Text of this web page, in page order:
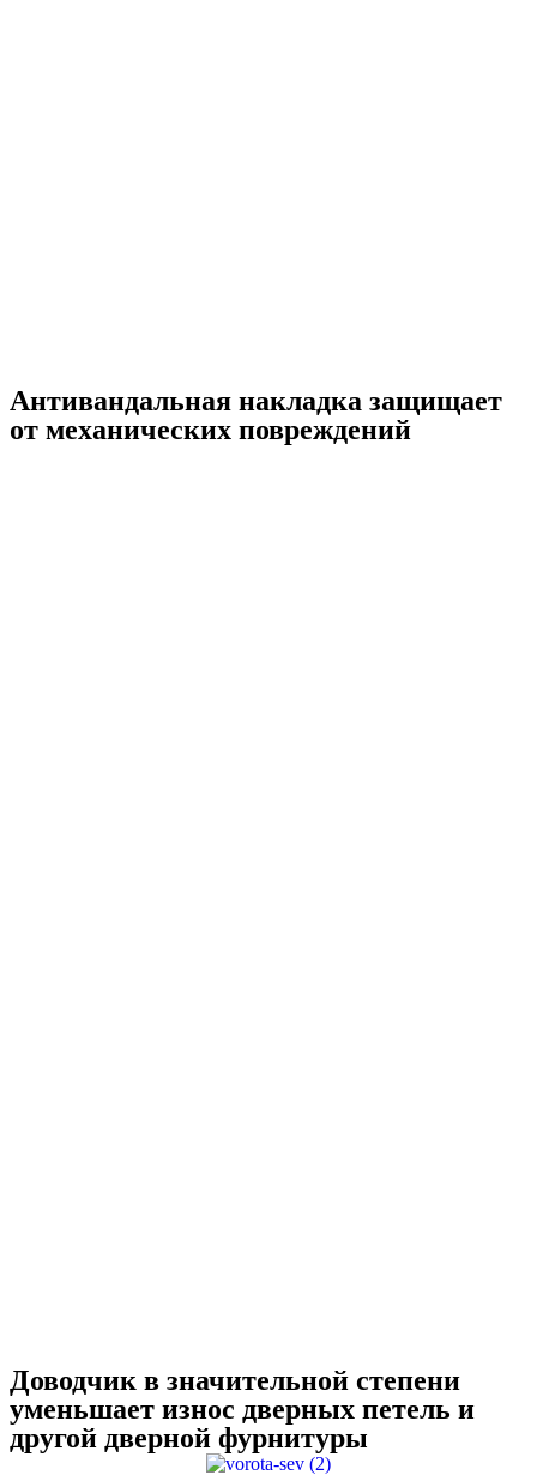
Антивандальная накладка защищает
от механических повреждений
Доводчик в значительной степени
уменьшает износ дверных петель и
другой дверной фурнитуры